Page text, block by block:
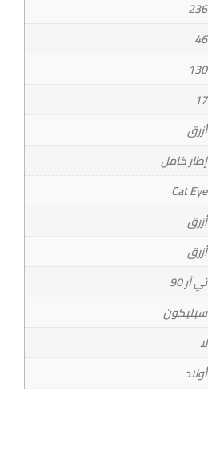
236
46
130
17
أزرق
إطار كامل
Cat Eye
أزرق
أزرق
تي آر 90
سيليكون
لا
أولاد